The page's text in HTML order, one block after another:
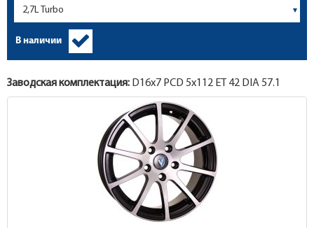
В наличии
Заводская комплектация: D16x7 PCD 5x112 ET 42 DIA 57.1